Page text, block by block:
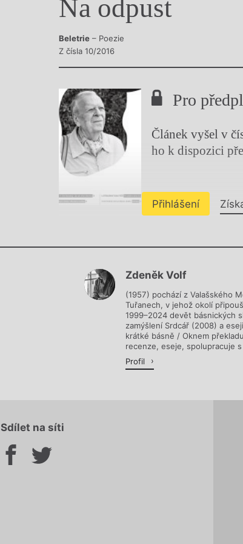
Výroční cenyNa odpust
Beletrie – Poezie
Z čísla 10/2016
Pro
Článek vyšel v
ho k dispozici
Přihlášení
Zdeněk Volf
(1957) pochází z Valašského
Tuřanech, v jehož okolí
1999–2024 devět básnických
zamýšlení Srdcář (2008) a
krátké básně / Oknem
recenze, eseje, spolupracuje
Profil
Sdílet na síti